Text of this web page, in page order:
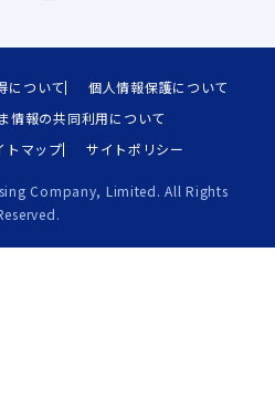
について
個人情報保護について
情報の共同利用について
トマップ サイトポリシー
Company, Limited. All Rights